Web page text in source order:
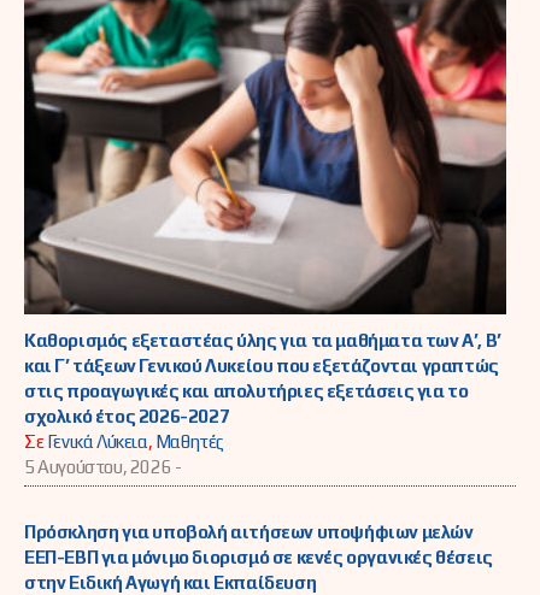
Καθορισμός εξεταστέας ύλης για τα μαθήματα των Α’, Β’
και Γ’ τάξεων Γενικού Λυκείου που εξετάζονται γραπτώς
στις προαγωγικές και απολυτήριες εξετάσεις για το
σχολικό έτος 2026-2027
ΣεΓενικά Λύκεια, Μαθητές
5 Αυγούστου, 2026 -
Πρόσκληση για υποβολή αιτήσεων υποψήφιων μελών
ΕΕΠ-ΕΒΠ για μόνιμο διορισμό σε κενές οργανικές θέσεις
στην Ειδική Αγωγή και Εκπαίδευση